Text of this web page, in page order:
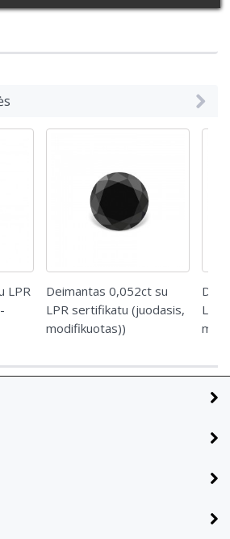
LPR
Deimantas 0,052ct su
LPR sertifikatu (juodasis,
modifikuotas))
LPR